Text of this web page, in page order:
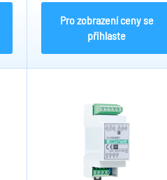
Napájení 24VDC, rozměry:...
Pro zobrazení ceny se
přihlaste